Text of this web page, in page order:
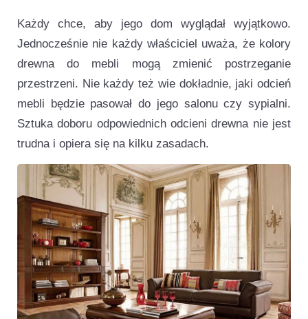
Każdy chce, aby jego dom wyglądał wyjątkowo.
Jednocześnie nie każdy właściciel uważa, że kolory
drewna do mebli mogą zmienić postrzeganie
przestrzeni. Nie każdy też wie dokładnie, jaki odcień
mebli będzie pasował do jego salonu czy sypialni.
Sztuka doboru odpowiednich odcieni drewna nie jest
trudna i opiera się na kilku zasadach.